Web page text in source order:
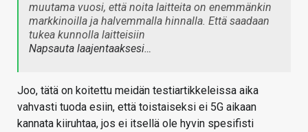
muutama vuosi, että noita laitteita on enemmänkin
markkinoilla ja halvemmalla hinnalla. Että saadaan
tukea kunnolla laitteisiin
Napsauta laajentaaksesi…
Joo, tätä on koitettu meidän testiartikkeleissa aika
vahvasti tuoda esiin, että toistaiseksi ei 5G aikaan
kannata kiiruhtaa, jos ei itsellä ole hyvin spesifisti